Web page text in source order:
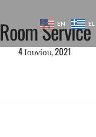
EN EL
Room Service
4 Ιουνίου, 2021